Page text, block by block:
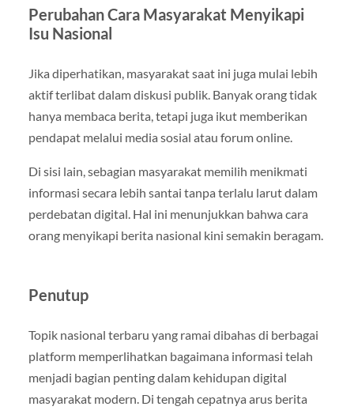
Perubahan Cara Masyarakat Menyikapi
Isu Nasional
Jika diperhatikan, masyarakat saat ini juga mulai lebih
aktif terlibat dalam diskusi publik. Banyak orang tidak
hanya membaca berita, tetapi juga ikut memberikan
pendapat melalui media sosial atau forum online.
Di sisi lain, sebagian masyarakat memilih menikmati
informasi secara lebih santai tanpa terlalu larut dalam
perdebatan digital. Hal ini menunjukkan bahwa cara
orang menyikapi berita nasional kini semakin beragam.
Penutup
Topik nasional terbaru yang ramai dibahas di berbagai
platform memperlihatkan bagaimana informasi telah
menjadi bagian penting dalam kehidupan digital
masyarakat modern. Di tengah cepatnya arus berita